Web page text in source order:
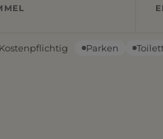
Kostenpflichtig Parken